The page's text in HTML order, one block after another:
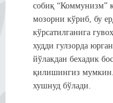
собиқ “Коммунизм”
мозорни кўриб, бу
кўрсатилганига
худди гулзорда
йўлакдан бехадик
қилишингиз мумкин.
хушнуд бўлади.